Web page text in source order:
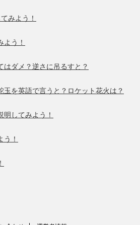
みよう！
う！
はダメ？逆さに吊るすと？
玉を英語で言うと？ロケット花火は？
してみよう！
う！